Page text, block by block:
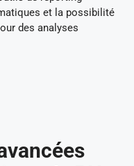
et la possibilité
des analyses